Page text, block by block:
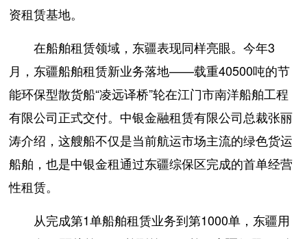
资租赁基地。
在船舶租赁领域，东疆表现同样亮眼。今年3
月，东疆船舶租赁新业务落地——载重40500吨的节
能环保型散货船“凌远译桥”轮在江门市南洋船舶工程
有限公司正式交付。中银金融租赁有限公司总裁张丽
涛介绍，这艘船不仅是当前航运市场主流的绿色货运
船舶，也是中银金租通过东疆综保区完成的首单经营
性租赁。
从完成第1单船舶租赁业务到第1000单，东疆用